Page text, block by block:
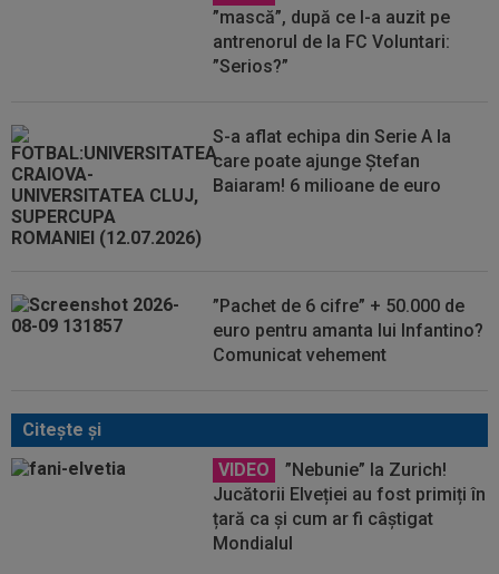
”mască”, după ce l-a auzit pe
antrenorul de la FC Voluntari:
”Serios?”
S-a aflat echipa din Serie A la
care poate ajunge Ștefan
Baiaram! 6 milioane de euro
”Pachet de 6 cifre” + 50.000 de
euro pentru amanta lui Infantino?
Comunicat vehement
Citeşte şi
VIDEO
”Nebunie” la Zurich!
Jucătorii Elveției au fost primiți în
țară ca și cum ar fi câștigat
Mondialul